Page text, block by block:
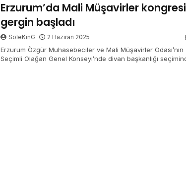
Erzurum’da Mali Müşavirler kongresi
gergin başladı
SoleKinG 2 Haziran 2025
Erzurum Özgür Muhasebeciler ve Mali Müşavirler Odası’nın
Seçimli Olağan Genel Konseyi’nde divan başkanlığı